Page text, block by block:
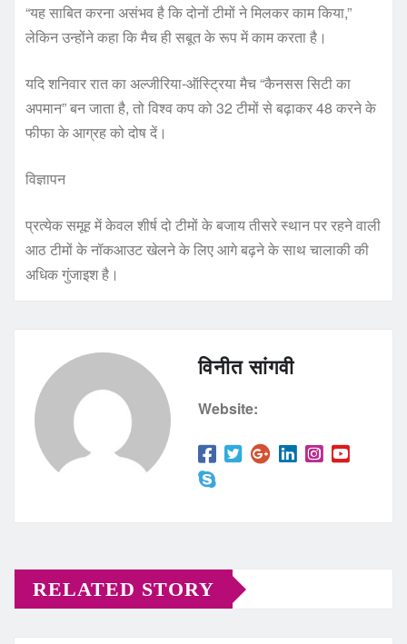
“यह साबित करना असंभव है कि दोनों टीमों ने मिलकर काम किया,”
लेकिन उन्होंने कहा कि मैच ही सबूत के रूप में काम करता है।
यदि शनिवार रात का अल्जीरिया-ऑस्ट्रिया मैच “कैनसस सिटी का
अपमान” बन जाता है, तो विश्व कप को 32 टीमों से बढ़ाकर 48 करने के
फीफा के आग्रह को दोष दें।
विज्ञापन
प्रत्येक समूह में केवल शीर्ष दो टीमों के बजाय तीसरे स्थान पर रहने वाली
आठ टीमों के नॉकआउट खेलने के लिए आगे बढ़ने के साथ चालाकी की
अधिक गुंजाइश है।
विनीत सांगवी
Website:
RELATED STORY